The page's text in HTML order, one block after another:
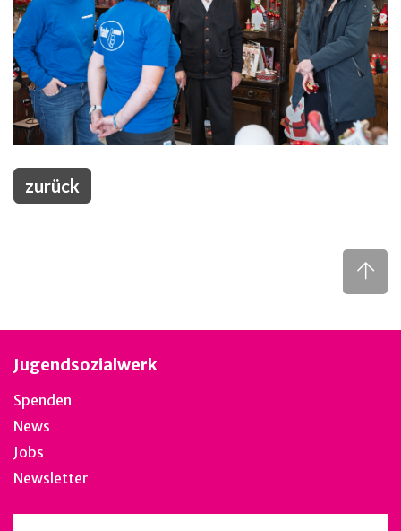
zurück
Jugendsozialwerk
Spenden
News
Jobs
Newsletter